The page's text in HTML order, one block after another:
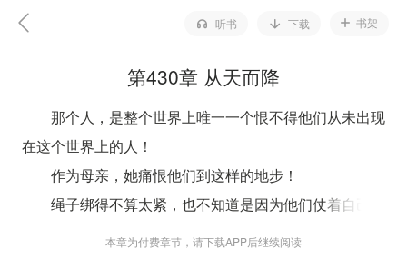
听书 下载 书架
第430章 从天而降
那个人，是整个世界上唯一一个恨不得他们从未出现
在这个世界上的人！
作为母亲，她痛恨他们到这样的地步！
绳子绑得不算太紧，也不知道是因为他们仗着自己人
多所以小看他们，还是觉得对他们根本没有必要废那么多
本章为付费章节，请下载APP后继续阅读